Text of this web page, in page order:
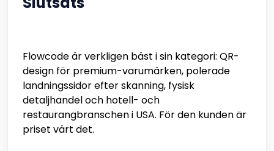
Flowcode är verkligen bäst i sin kategori: QR-
design för premium-varumärken, polerade
landningssidor efter skanning, fysisk
detaljhandel och hotell- och
restaurangbranschen i USA. För den kunden är
priset värt det.